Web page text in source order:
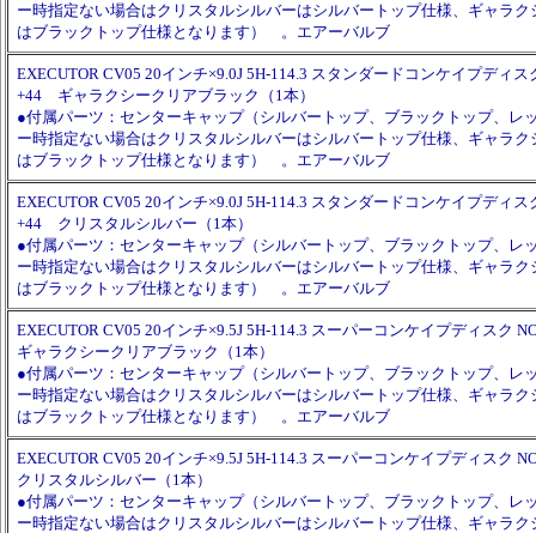
ー時指定ない場合はクリスタルシルバーはシルバートップ仕様、ギャラ
はブラックトップ仕様となります） 。エアーバルブ
EXECUTOR CV05 20インチ×9.0J 5H-114.3 スタンダードコンケイプディス
+44 ギャラクシークリアブラック（1本）
●付属パーツ：センターキャップ（シルバートップ、ブラックトップ、レ
ー時指定ない場合はクリスタルシルバーはシルバートップ仕様、ギャラ
はブラックトップ仕様となります） 。エアーバルブ
EXECUTOR CV05 20インチ×9.0J 5H-114.3 スタンダードコンケイプディス
+44 クリスタルシルバー（1本）
●付属パーツ：センターキャップ（シルバートップ、ブラックトップ、レ
ー時指定ない場合はクリスタルシルバーはシルバートップ仕様、ギャラ
はブラックトップ仕様となります） 。エアーバルブ
EXECUTOR CV05 20インチ×9.5J 5H-114.3 スーパーコンケイプディスク
ギャラクシークリアブラック（1本）
●付属パーツ：センターキャップ（シルバートップ、ブラックトップ、レ
ー時指定ない場合はクリスタルシルバーはシルバートップ仕様、ギャラ
はブラックトップ仕様となります） 。エアーバルブ
EXECUTOR CV05 20インチ×9.5J 5H-114.3 スーパーコンケイプディスク
クリスタルシルバー（1本）
●付属パーツ：センターキャップ（シルバートップ、ブラックトップ、レ
ー時指定ない場合はクリスタルシルバーはシルバートップ仕様、ギャラ